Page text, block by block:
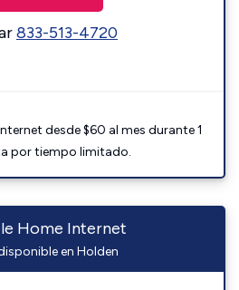
833-513-4720
desde $60 al mes durante 1
por tiempo limitado.
Home Internet
en Holden